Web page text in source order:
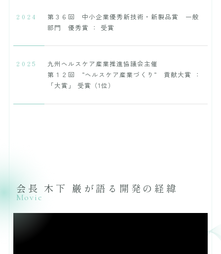
2024
第３６回 中小企業優秀新技術・新製品賞 一般
部門 優秀賞 ： 受賞
2025
九州ヘルスケア産業推進協議会主催
第１２回 ”ヘルスケア産業づくり” 貢献大賞 ：
「大賞」 受賞（1位）
会長 木下 巌が語る開発の経緯
Movie